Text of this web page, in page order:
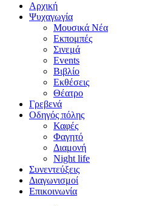
Αρχική
Ψυχαγωγία
Μουσικά Νέα
Εκπομπές
Σινεμά
Events
Βιβλίο
Εκθέσεις
Θέατρο
Γρεβενά
Οδηγός πόλης
Καφές
Φαγητό
Διαμονή
Night life
Συνεντεύξεις
Διαγωνισμοί
Επικοινωνία